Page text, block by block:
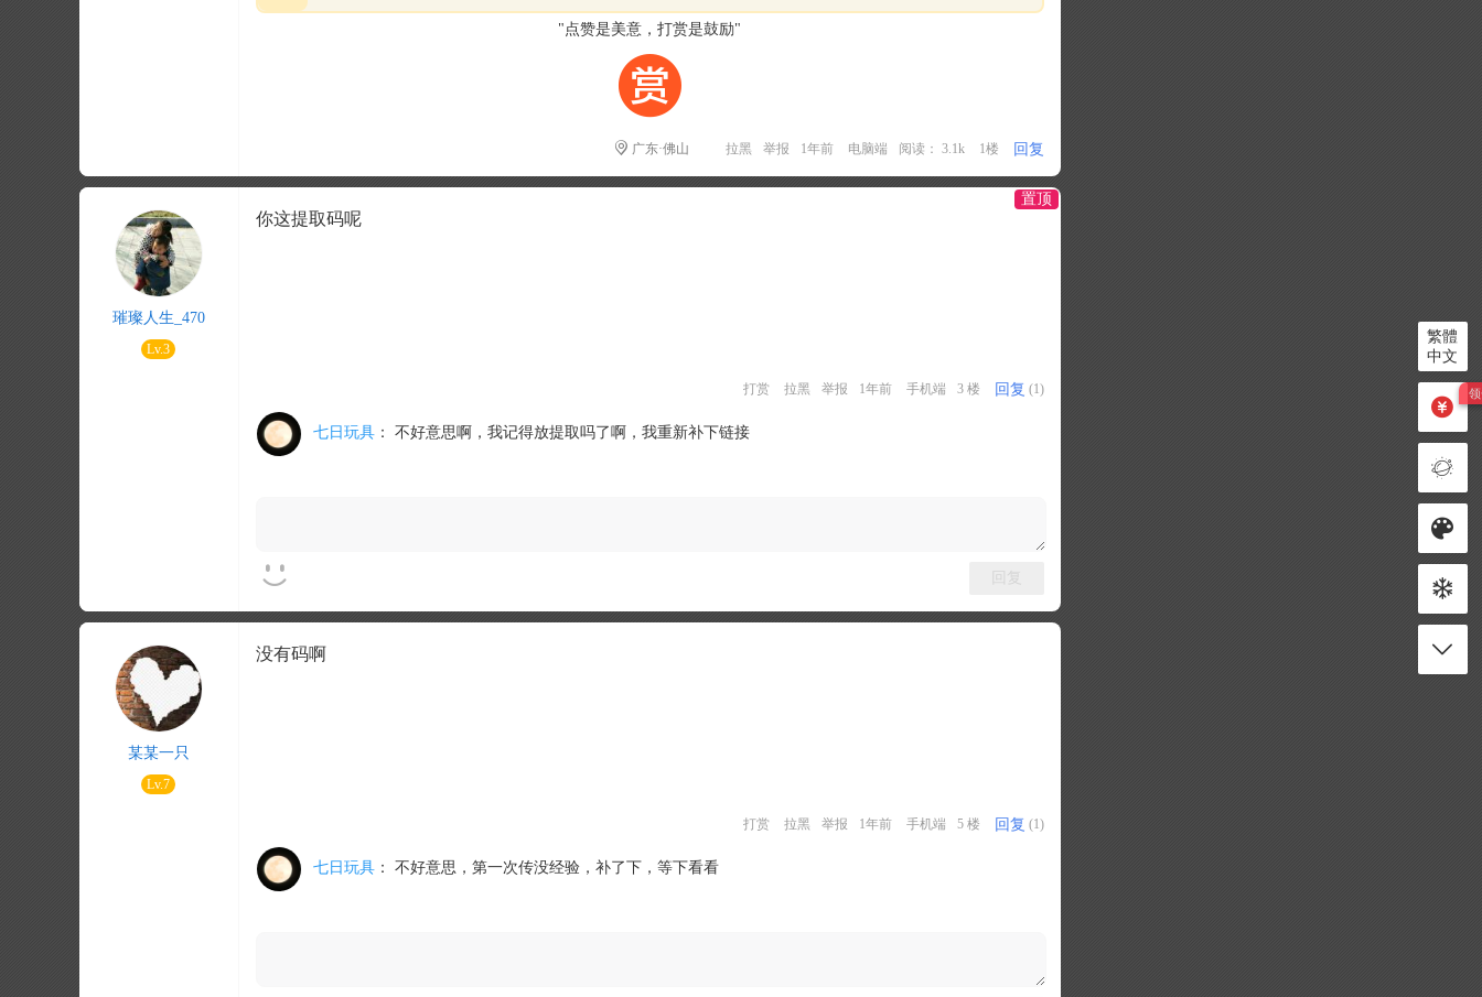
"点赞是美意，打赏是鼓励"
广东·佛山 拉黑 举报 1年前 电脑端 阅读： 3.1k 1楼 回复
璀璨人生_470
Lv.3
置顶
你这提取码呢
打赏 拉黑 举报 1年前 手机端 3 楼 回复 (1)
七日玩具： 不好意思啊，我记得放提取吗了啊，我重新补下链接
回复
某某一只
Lv.7
没有码啊
打赏 拉黑 举报 1年前 手机端 5 楼 回复 (1)
七日玩具： 不好意思，第一次传没经验，补了下，等下看看
繁體
中文